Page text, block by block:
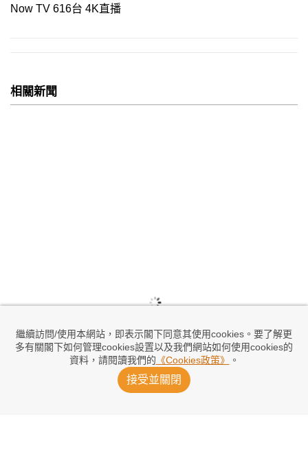
繼續訪問/使用本網站，即表示閣下同意其使用cookies。要了解更
多有關閣下如何管理cookies設置以及我們網站如何使用cookies的
資料，請閱讀我們的 《Cookies政策》 。
接受並關閉
Now TV 616台 4K直播
相關新聞